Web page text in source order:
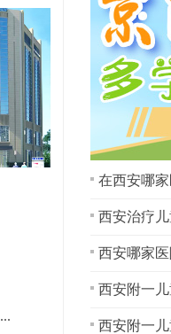
在西安哪
西安治疗
西安附一
西安附一